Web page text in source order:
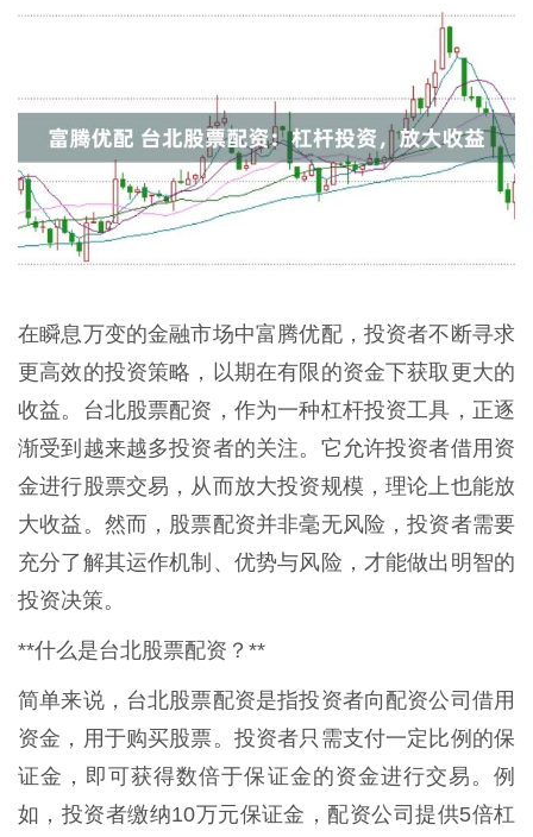
在瞬息万变的金融市场中富腾优配，投资者不断寻求
更高效的投资策略，以期在有限的资金下获取更大的
收益。台北股票配资，作为一种杠杆投资工具，正逐
渐受到越来越多投资者的关注。它允许投资者借用资
金进行股票交易，从而放大投资规模，理论上也能放
大收益。然而，股票配资并非毫无风险，投资者需要
充分了解其运作机制、优势与风险，才能做出明智的
投资决策。
**什么是台北股票配资？**
简单来说，台北股票配资是指投资者向配资公司借用
资金，用于购买股票。投资者只需支付一定比例的保
证金，即可获得数倍于保证金的资金进行交易。例
如，投资者缴纳10万元保证金，配资公司提供5倍杠